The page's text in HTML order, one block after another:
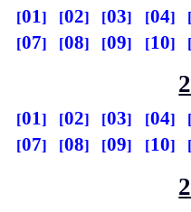
01 02 03 04
07
08 09 10
01 02 03 04
07
08 09 10